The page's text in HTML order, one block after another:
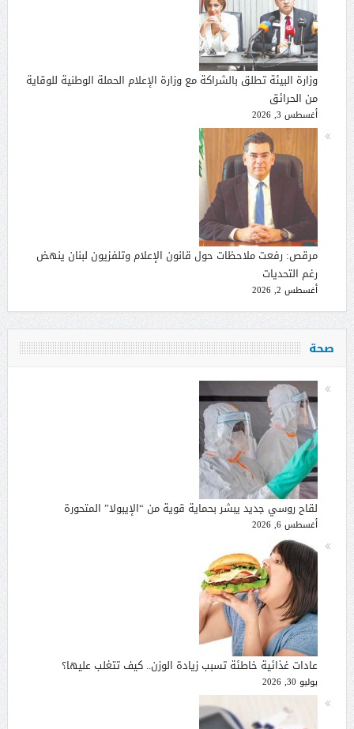
وزارة البيئة تطلق بالشراكة مع وزارة الإعلام الحملة الوطنية للوقاية
من الحرائق
أغسطس 3, 2026
مرقص: رفعت ملاحظات حول قانون الإعلام وتلفزيون لبنان ينهض
رغم التحديات
أغسطس 2, 2026
صحة
لقاح روسي جديد يبشر بحماية قوية من “الإيبولا” المتحورة
أغسطس 6, 2026
عادات غذائية خاطئة تسبب زيادة الوزن.. كيف تتغلب عليها؟
يوليو 30, 2026